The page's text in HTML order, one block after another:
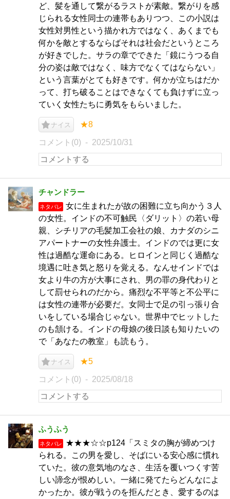
ど、髪を通して繋がるラストが素敵。繋がりを感
じられる女性同士の連帯もありつつ、この小説は
女性対男性という描かれ方ではなく、あくまでも
何かを敵とするならばそれは社会だというところ
が好きでした。サラの章でできた「鏡にうつる自
分の姿は敵ではなく、味方でなくてはならない」
という言葉がとても好きです。何かが立ちはだか
って、打ち破ることはできなくても負けずに立っ
ていく女性たちに勇気をもらいました。
ナイス ★8
コメント(0) 2025/10/31
チャンドラー
ネタバレ
女に生まれたが故の困難に立ち向かう３人
の女性。インドの不可触民〈ダリット〉の若い母
親、シチリアの毛髪加工会社の娘、カナダのシニ
アパートナーの女性弁護士。インドのでは更に女
性は過酷な運命にある。ヒロインと同じく過酷な
境遇に吐き気と怒りを覚える。なんせインドでは
女より牛の方が大事にされ、男の罪の身代わりと
して罰せられのだから。痛烈な不平等と不公平に
は女性の連帯が必要だ。女同士で足の引っ張り合
いをしている場合じゃない。世界中でヒットした
のも頷ける。インドの母娘の後日談も知りたいの
で「あなたの教室」も読もう。
ナイス ★5
コメント(0) 2025/08/18
ふうふう
ネタバレ
★★★☆☆p124「スミタの胸が締めつけ
られる。この男を愛し、そばにいる安心感に慣れ
ていた。彼の意気地のなさ、生活を覆いつくす苦
しい諦念が恨めしい。一緒に発てたらどんなによ
かったか。彼が戦うのを拒んだとき、愛するのは